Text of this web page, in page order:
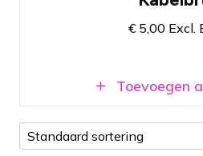
Beschermt kabels en
€ 5,00 Excl.
Toevoegen